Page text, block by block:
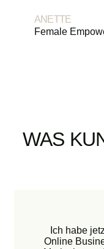
ANETTE
Female
WAS
Ich habe
Online